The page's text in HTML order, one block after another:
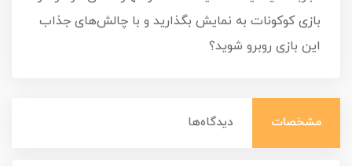
بازی کوکونات به نمایش بگذارید و با چالش‌های جذاب
این بازی روبرو شوید؟
مشخصات دیدگاه‌ها